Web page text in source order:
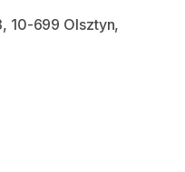
10-699 Olsztyn,